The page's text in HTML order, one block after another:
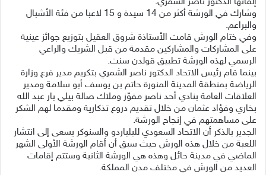
إلقائها الدكتور ناصر الشمري.
وشارك في الورشة أكثر من 14 سيدة و 15 لاعبا من فئة الأشبال
والبراعم.
وفي ختام الورش قامت الأستاذة شروق العقيل بتوزيع جوائز عينية
على المشاركات والمشاركين مقدمة من قبل الشريك والراعي
الرسمي لهذه الورشة تطبيق قولدن سنت.
بينما قام رئيس الاتحاد الدكتور ناصر الشمري بتكريم مدير فرع وزارة
الرياضة بمنطقة المدينة المنورة حاتم بن يوسف أبو سلامة ومدير
العلاقات العامة بنادي أحد ناصر مفوّز وملاك صالة بيلي بار عبد الله
بخاري وفؤاد عثمان من خلال تقديم دروع تذكارية ومقدما لهم الشكر
على مساهمتهم في إنجاح الورشة.
الجدير بالذكر أن الاتحاد السعودي للبلياردو والسنوكر يسعى إلى انتشار
اللعبة من خلال هذه الورش حيث سبق أن أقام الورشة الأولى الشهر
الماضي في مدينة حائل وهذه هي الورشة الثانية وستتم إقامات
العديد من الورش في مختلف مدن المملكة.